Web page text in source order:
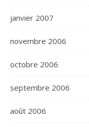
janvier 2007
novembre 2006
octobre 2006
septembre 2006
août 2006